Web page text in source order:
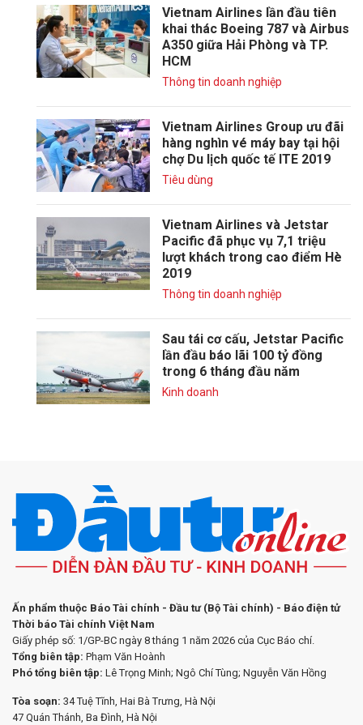
Vietnam Airlines lần đầu tiên
khai thác Boeing 787 và Airbus
A350 giữa Hải Phòng và TP.
HCM
Thông tin doanh nghiệp
Vietnam Airlines Group ưu đãi
hàng nghìn vé máy bay tại hội
chợ Du lịch quốc tế ITE 2019
Tiêu dùng
Vietnam Airlines và Jetstar
Pacific đã phục vụ 7,1 triệu
lượt khách trong cao điểm Hè
2019
Thông tin doanh nghiệp
Sau tái cơ cấu, Jetstar Pacific
lần đầu báo lãi 100 tỷ đồng
trong 6 tháng đầu năm
Kinh doanh
Ấn phẩm thuộc Báo Tài chính - Đầu tư (Bộ Tài chính) - Báo điện tử
Thời báo Tài chính Việt Nam
Giấy phép số: 1/GP-BC ngày 8 tháng 1 năm 2026 của Cục Báo chí.
Tổng biên tập: Phạm Văn Hoành
Phó tổng biên tập: Lê Trọng Minh; Ngô Chí Tùng; Nguyễn Văn Hồng
Tòa soạn: 34 Tuệ Tĩnh, Hai Bà Trưng, Hà Nội
47 Quán Thánh, Ba Đình, Hà Nội